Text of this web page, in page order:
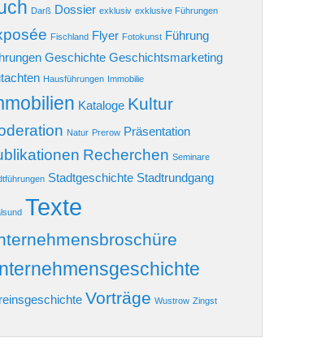
Darß Dossier exklusiv exklusive Führungen
Fischland Flyer Fotokunst Führung
Geschichte Geschichtsmarketing
Hausführungen Immobilie
Kataloge Kultur
Natur Prerow Präsentation
Recherchen Seminare
Stadtgeschichte Stadtrundgang
Texte
Vorträge Wustrow Zingst